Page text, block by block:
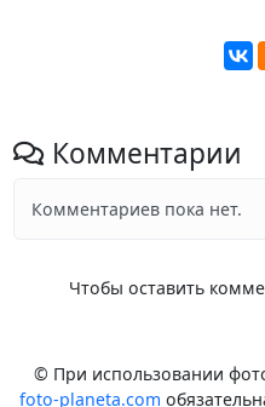
Комментарии
Комментариев пока нет.
Чтобы оставить
© При использовании
foto-planeta.com